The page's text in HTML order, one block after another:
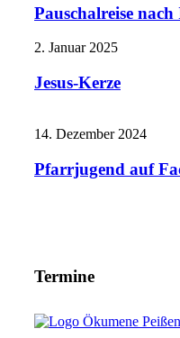
Pauschalreise
2. Januar 2025
Jesus-Kerze
14. Dezember 2024
Pfarrjugend auf
Termine